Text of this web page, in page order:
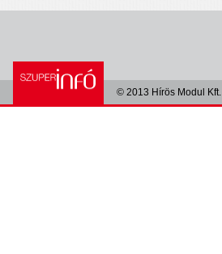
© 2013 Hírös Modul Kft.